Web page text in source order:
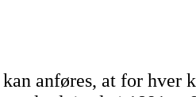
anføres, at for hver